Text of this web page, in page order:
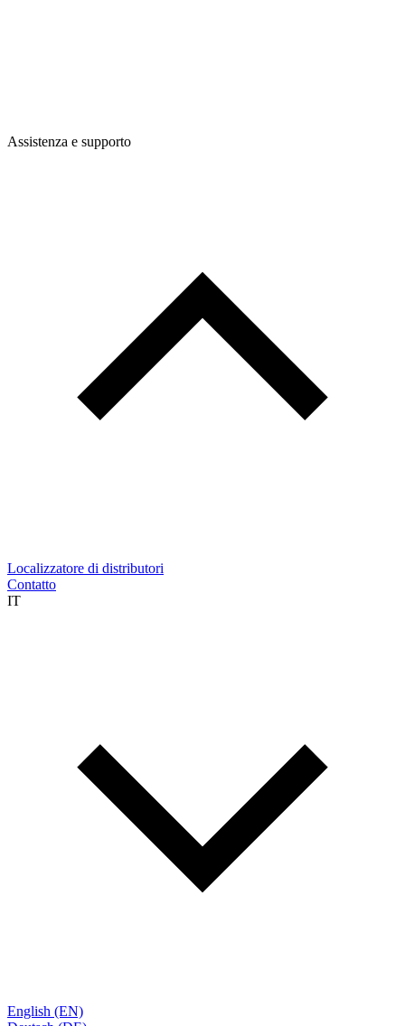
Assistenza e supporto
Localizzatore di distributori
Contatto
IT
English (EN)